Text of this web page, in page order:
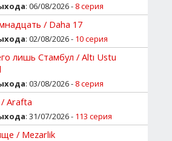
: 06/08/2026 - 8 серия
/ Daha 17
: 02/08/2026 - 10 серия
лишь Стамбул / Altı Ustu
: 03/08/2026 - 8 серия
Arafta
: 31/07/2026 - 113 серия
/ Mezarlik